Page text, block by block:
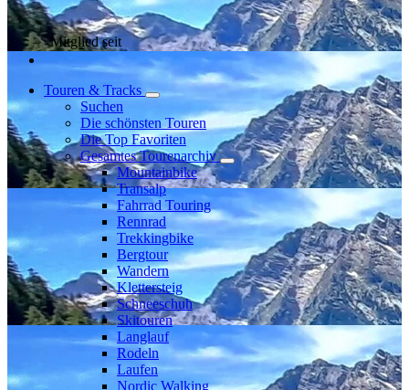
Mitglied seit
Touren & Tracks
Suchen
Die schönsten Touren
Die Top Favoriten
Gesamtes Tourenarchiv
Mountainbike
Transalp
Fahrrad Touring
Rennrad
Trekkingbike
Bergtour
Wandern
Klettersteig
Schneeschuh
Skitouren
Langlauf
Rodeln
Laufen
Nordic Walking